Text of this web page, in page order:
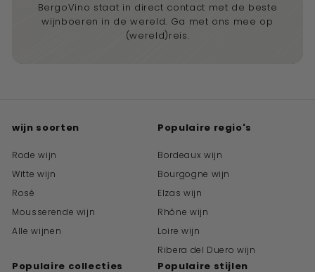
BergoVino staat in direct contact met de beste
wijnboeren in de wereld. Ga met ons mee op
(wereld)reis.
wijn soorten
Rode wijn
Witte wijn
Rosé
Mousserende wijn
Alle wijnen
Populaire regio's
Bordeaux wijn
Bourgogne wijn
Elzas wijn
Rhône wijn
Loire wijn
Ribera del Duero wijn
Populaire collecties Populaire stijlen